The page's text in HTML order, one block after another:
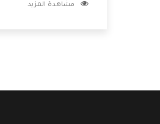
خدمات ما بعد البيع مع
مشاهدة المزيد